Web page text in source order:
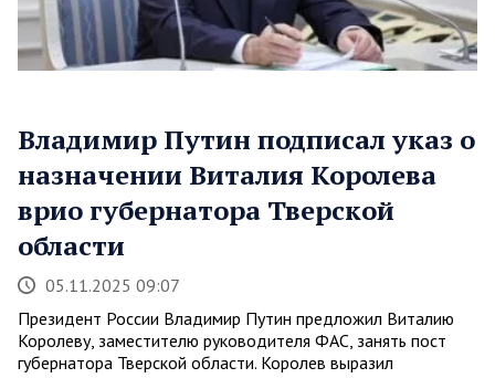
Владимир Путин подписал указ о
назначении Виталия Королева
врио губернатора Тверской
области
05.11.2025 09:07
Президент России Владимир Путин предложил Виталию
Королеву, заместителю руководителя ФАС, занять пост
губернатора Тверской области. Королев выразил